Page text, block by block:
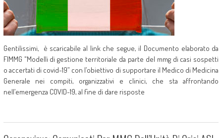
Gentilissimi, è scaricabile al link che segue, il Documento elaborato da
FIMMG "Modelli di gestione territoriale da parte del mmg di casi sospetti
o accertati di covid-19” con l’obiettivo di supportare il Medico di Medicina
Generale nei compiti, organizzativi e clinici, che sta affrontando
nell’emergenza COVID-19, al fine di dare risposte